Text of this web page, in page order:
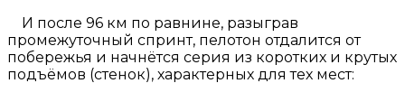
И после 96 км по равнине, разыграв
промежуточный спринт, пелотон отдалится от
побережья и начнётся серия из коротких и крутых
подъёмов (стенок), характерных для тех мест: